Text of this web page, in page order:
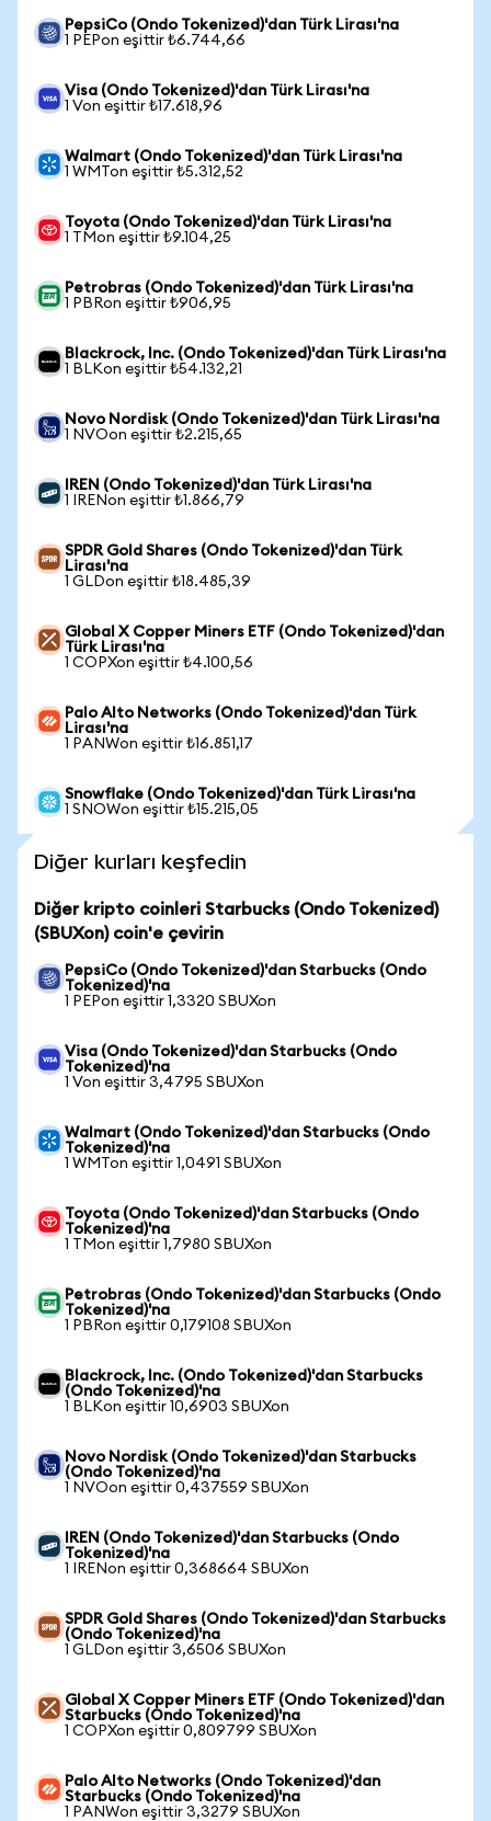
PepsiCo (Ondo Tokenized)'dan Türk Lirası'na
1 PEPon eşittir ₺6.744,66
Visa (Ondo Tokenized)'dan Türk Lirası'na
1 Von eşittir ₺17.618,96
Walmart (Ondo Tokenized)'dan Türk Lirası'na
1 WMTon eşittir ₺5.312,52
Toyota (Ondo Tokenized)'dan Türk Lirası'na
1 TMon eşittir ₺9.104,25
Petrobras (Ondo Tokenized)'dan Türk Lirası'na
1 PBRon eşittir ₺906,95
Blackrock, Inc. (Ondo Tokenized)'dan Türk Lirası'na
1 BLKon eşittir ₺54.132,21
Novo Nordisk (Ondo Tokenized)'dan Türk Lirası'na
1 NVOon eşittir ₺2.215,65
IREN (Ondo Tokenized)'dan Türk Lirası'na
1 IRENon eşittir ₺1.866,79
SPDR Gold Shares (Ondo Tokenized)'dan Türk
Lirası'na
1 GLDon eşittir ₺18.485,39
Global X Copper Miners ETF (Ondo Tokenized)'dan
Türk Lirası'na
1 COPXon eşittir ₺4.100,56
Palo Alto Networks (Ondo Tokenized)'dan Türk
Lirası'na
1 PANWon eşittir ₺16.851,17
Snowflake (Ondo Tokenized)'dan Türk Lirası'na
1 SNOWon eşittir ₺15.215,05
Diğer kurları keşfedin
Diğer kripto coinleri Starbucks (Ondo Tokenized)
(SBUXon) coin'e çevirin
PepsiCo (Ondo Tokenized)'dan Starbucks (Ondo
Tokenized)'na
1 PEPon eşittir 1,3320 SBUXon
Visa (Ondo Tokenized)'dan Starbucks (Ondo
Tokenized)'na
1 Von eşittir 3,4795 SBUXon
Walmart (Ondo Tokenized)'dan Starbucks (Ondo
Tokenized)'na
1 WMTon eşittir 1,0491 SBUXon
Toyota (Ondo Tokenized)'dan Starbucks (Ondo
Tokenized)'na
1 TMon eşittir 1,7980 SBUXon
Petrobras (Ondo Tokenized)'dan Starbucks (Ondo
Tokenized)'na
1 PBRon eşittir 0,179108 SBUXon
Blackrock, Inc. (Ondo Tokenized)'dan Starbucks
(Ondo Tokenized)'na
1 BLKon eşittir 10,6903 SBUXon
Novo Nordisk (Ondo Tokenized)'dan Starbucks
(Ondo Tokenized)'na
1 NVOon eşittir 0,437559 SBUXon
IREN (Ondo Tokenized)'dan Starbucks (Ondo
Tokenized)'na
1 IRENon eşittir 0,368664 SBUXon
SPDR Gold Shares (Ondo Tokenized)'dan Starbucks
(Ondo Tokenized)'na
1 GLDon eşittir 3,6506 SBUXon
Global X Copper Miners ETF (Ondo Tokenized)'dan
Starbucks (Ondo Tokenized)'na
1 COPXon eşittir 0,809799 SBUXon
Palo Alto Networks (Ondo Tokenized)'dan
Starbucks (Ondo Tokenized)'na
1 PANWon eşittir 3,3279 SBUXon